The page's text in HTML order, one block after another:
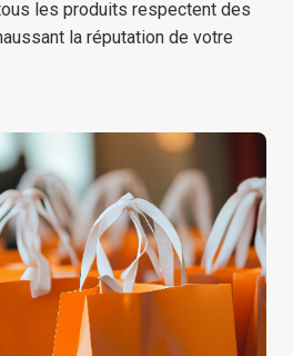
les produits respectent des
la réputation de votre